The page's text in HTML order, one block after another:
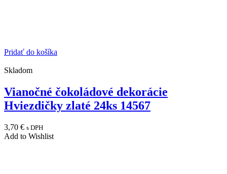
Pridať do košíka
Skladom
Vianočné čokoládové dekorácie
Hviezdičky zlaté 24ks 14567
3,70 € s DPH
Add to Wishlist